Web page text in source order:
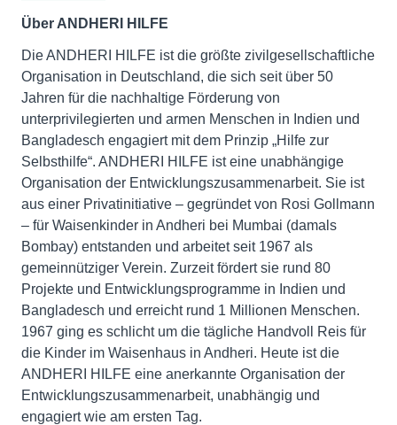
Über ANDHERI HILFE
Die ANDHERI HILFE ist die größte zivilgesellschaftliche
Organisation in Deutschland, die sich seit über 50
Jahren für die nachhaltige Förderung von
unterprivilegierten und armen Menschen in Indien und
Bangladesch engagiert mit dem Prinzip „Hilfe zur
Selbsthilfe“. ANDHERI HILFE ist eine unabhängige
Organisation der Entwicklungszusammenarbeit. Sie ist
aus einer Privatinitiative – gegründet von Rosi Gollmann
– für Waisenkinder in Andheri bei Mumbai (damals
Bombay) entstanden und arbeitet seit 1967 als
gemeinnütziger Verein. Zurzeit fördert sie rund 80
Projekte und Entwicklungsprogramme in Indien und
Bangladesch und erreicht rund 1 Millionen Menschen.
1967 ging es schlicht um die tägliche Handvoll Reis für
die Kinder im Waisenhaus in Andheri. Heute ist die
ANDHERI HILFE eine anerkannte Organisation der
Entwicklungszusammenarbeit, unabhängig und
engagiert wie am ersten Tag.